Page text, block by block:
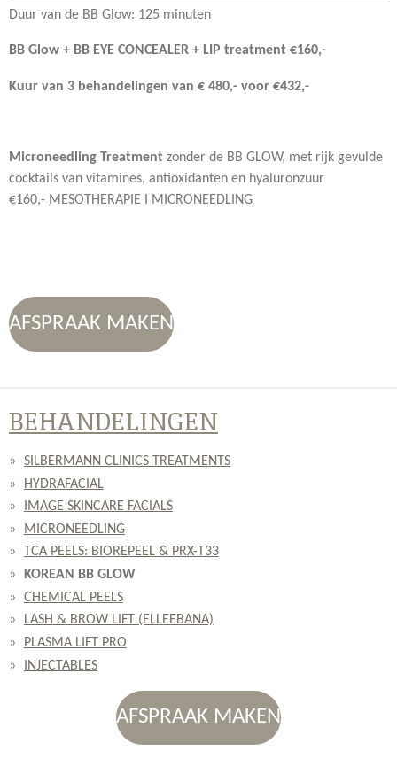
Duur van de BB Glow: 125 minuten
BB Glow + BB EYE CONCEALER + LIP treatment €160,-
Kuur van 3 behandelingen van € 480,- voor €432,-
Microneedling Treatment zonder de BB GLOW, met rijk gevulde
cocktails van vitamines, antioxidanten en hyaluronzuur
€160,- MESOTHERAPIE I MICRONEEDLING
AFSPRAAK MAKEN
BEHANDELINGEN
SILBERMANN CLINICS TREATMENTS
HYDRAFACIAL
IMAGE SKINCARE FACIALS
MICRONEEDLING
TCA PEELS: BIOREPEEL & PRX-T33
KOREAN BB GLOW
CHEMICAL PEELS
LASH & BROW LIFT (ELLEEBANA)
PLASMA LIFT PRO
INJECTABLES
AFSPRAAK MAKEN